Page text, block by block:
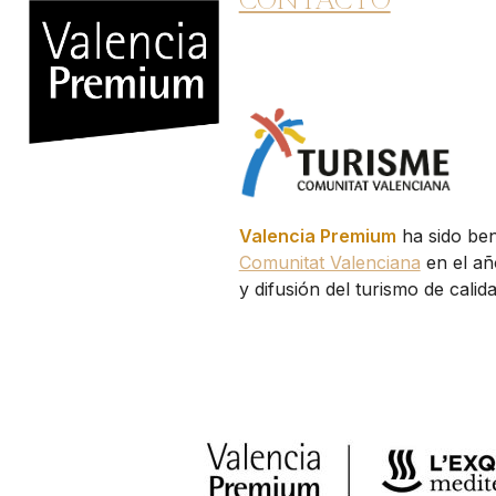
Valencia Premium ha sido
Comunitat Valenciana en el
y difusión del turismo de